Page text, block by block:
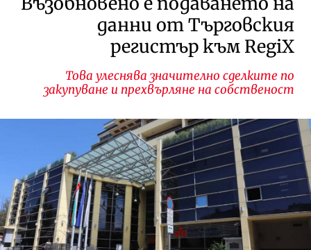
данни от Търговския
регистър към RegiX
Това улеснява значително сделките по
закупуване и прехвърляне на собственост